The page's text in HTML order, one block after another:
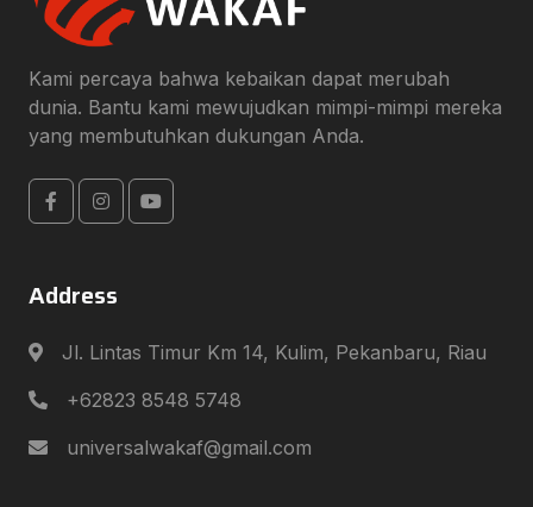
Kami percaya bahwa kebaikan dapat merubah
dunia. Bantu kami mewujudkan mimpi-mimpi mereka
yang membutuhkan dukungan Anda.
Address
Jl. Lintas Timur Km 14, Kulim, Pekanbaru, Riau
+62823 8548 5748
universalwakaf@gmail.com